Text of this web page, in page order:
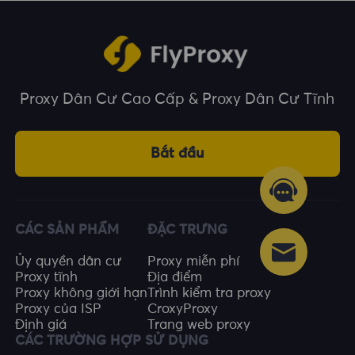
Proxy Dân Cư Cao Cấp & Proxy Dân Cư Tĩnh
Bắt đầu
CÁC SẢN PHẨM
Ủy quyền dân cư
Proxy tĩnh
Proxy không giới hạn
Proxy của ISP
Định giá
ĐẶC TRƯNG
Proxy miễn phí
Địa điểm
Trình kiểm tra proxy
CroxyProxy
Trang web proxy
CÁC TRƯỜNG HỢP SỬ DỤNG